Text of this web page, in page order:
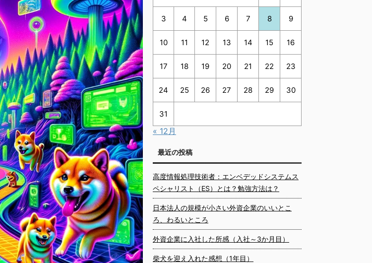
3 4 5 6 7 8 9
10 11 12 13 14 15 16
17 18 19 20 21 22 23
24 25 26 27 28 29 30
31
« 12月
最近の投稿
高度情報処理技術者：エンベデッドシステムス
ペシャリスト（ES）とは？勉強方法は？
日本法人の規模が小さい外資企業のいいとこ
ろ、わるいところ
外資企業に入社した所感（入社～3か月目）
柴犬を迎え入れた感想（1年目）